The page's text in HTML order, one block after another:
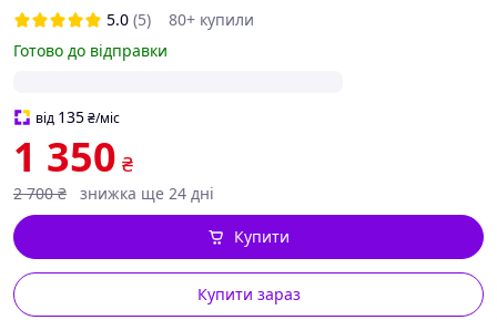
5.0 (5)
80+ купили
Готово до відправки
від 135₴/міс
1 350 ₴
2 700 ₴ знижка ще 24 дні
Купити зараз
Купити